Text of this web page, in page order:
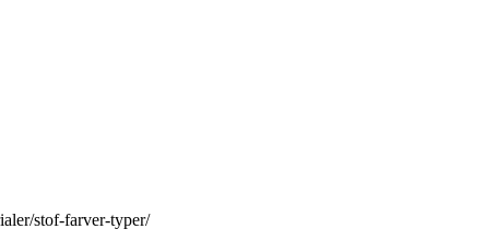
stof-farver-typer/